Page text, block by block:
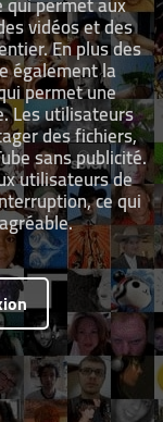
vidéos et des
En plus des
également la
permet une
Les utilisateurs
des fichiers,
sans publicité.
utilisateurs de
ce qui